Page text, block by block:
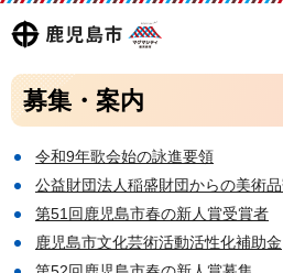
鹿児島
市
マグ
マシ
ティ
鹿児
島市
募集・案内
令和9年歌会始の詠進要領
公益財団法人稲盛財団からの美術
第51回鹿児島市春の新人賞受賞者
鹿児島市文化芸術活動活性化補助金